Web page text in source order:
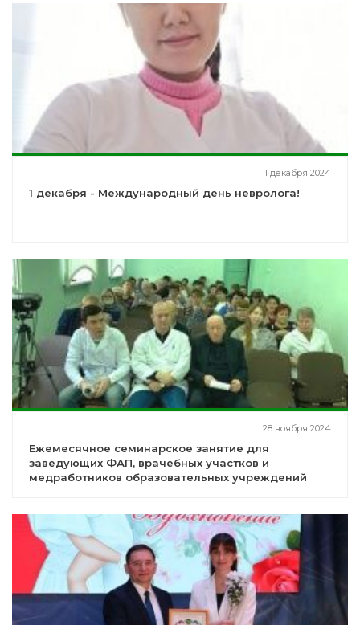
1 декабря 2024
1 декабря - Международный день невролога!
28 ноября 2024
Ежемесячное семинарское занятие для
заведующих ФАП, врачебных участков и
медработников образовательных учреждений